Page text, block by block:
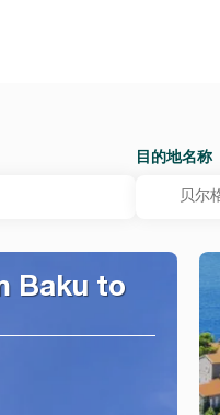
目的地名称
Baku to